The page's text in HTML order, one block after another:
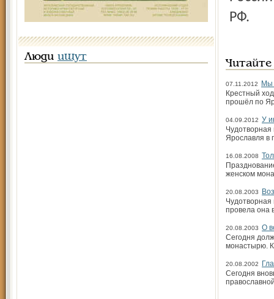
Люди ищут
РФ.
07.11.2012
Мы
Крестный
прошёл по
04.09.2012 У
Чудотворная
Яро­славля в
16.08.2008
женском
20.08.2003
Чудотворная
провела она
20.08.2003 O
Сегодня
монастырю.
20.08.2002
Сегодня